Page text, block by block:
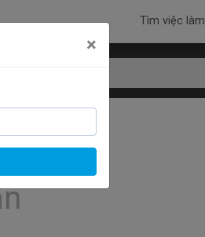
Tìm việc làm
×